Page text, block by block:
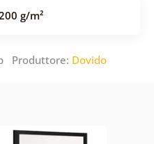
g/m²
Produttore: Dovido